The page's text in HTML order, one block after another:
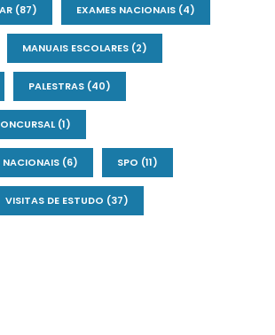
(87) EXAMES NACIONAIS(4)
MANUAIS ESCOLARES(2)
PALESTRAS(40)
(1)
NACIONAIS(6) SPO (11)
VISITAS DE ESTUDO (37)